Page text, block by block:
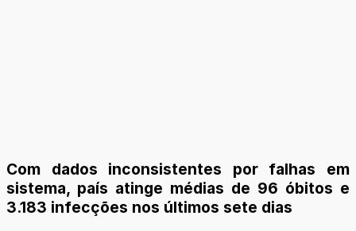
Com dados inconsistentes por falhas em
sistema, país atinge médias de 96 óbitos e
3.183 infecções nos últimos sete dias